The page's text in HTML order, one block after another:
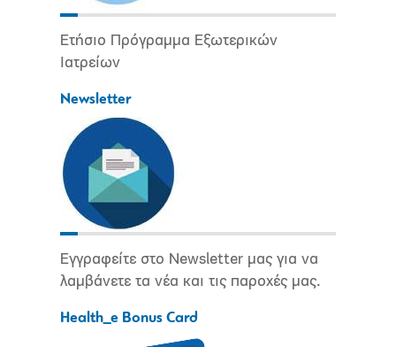
Ετήσιο Πρόγραμμα Εξωτερικών
Ιατρείων
Newsletter
Εγγραφείτε στο Newsletter μας για να
λαμβάνετε τα νέα και τις παροχές μας.
Health_e Bonus Card